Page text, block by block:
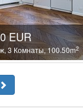
EUR
3 Комнаты, 100.50m2